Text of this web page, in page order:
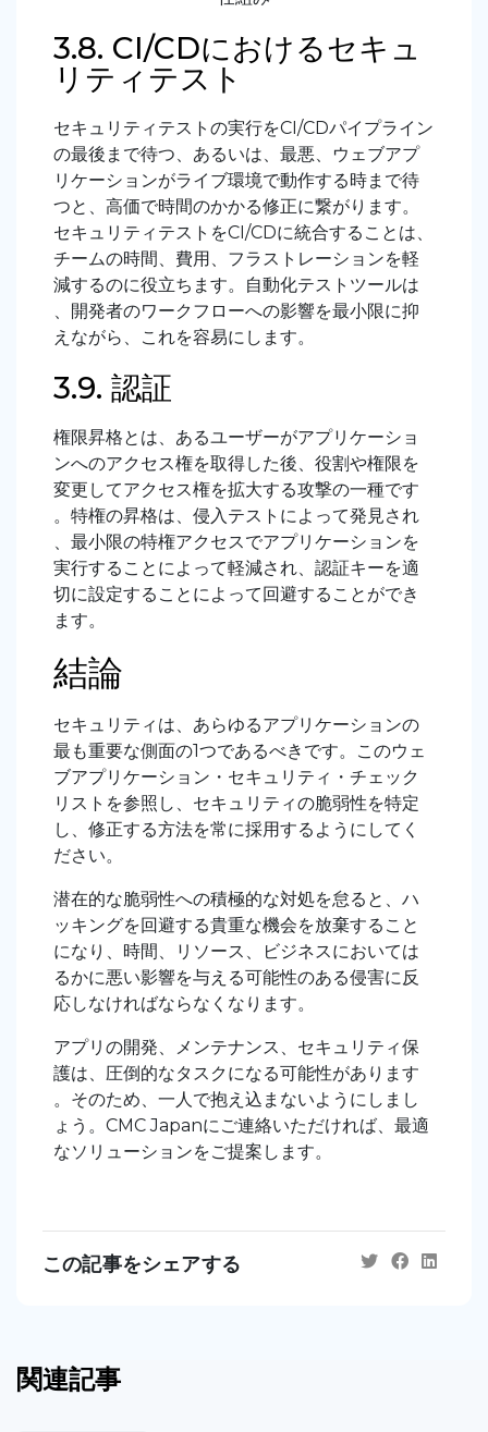
3.8. CI/CDにおけるセキュ
リティテスト
セキュリティテストの実行をCI/CDパイプライン
の最後まで待つ、あるいは、最悪、ウェブアプ
リケーションがライブ環境で動作する時まで待
つと、高価で時間のかかる修正に繋がります。
セキュリティテストをCI/CDに統合することは、
チームの時間、費用、フラストレーションを軽
減するのに役立ちます。自動化テストツールは
、開発者のワークフローへの影響を最小限に抑
えながら、これを容易にします。
3.9. 認証
権限昇格とは、あるユーザーがアプリケーショ
ンへのアクセス権を取得した後、役割や権限を
変更してアクセス権を拡大する攻撃の一種です
。特権の昇格は、侵入テストによって発見され
、最小限の特権アクセスでアプリケーションを
実行することによって軽減され、認証キーを適
切に設定することによって回避することができ
ます。
結論
セキュリティは、あらゆるアプリケーションの
最も重要な側面の1つであるべきです。このウェ
ブアプリケーション・セキュリティ・チェック
リストを参照し、セキュリティの脆弱性を特定
し、修正する方法を常に採用するようにしてく
ださい。
潜在的な脆弱性への積極的な対処を怠ると、ハ
ッキングを回避する貴重な機会を放棄すること
になり、時間、リソース、ビジネスにおいては
るかに悪い影響を与える可能性のある侵害に反
応しなければならなくなります。
アプリの開発、メンテナンス、セキュリティ保
護は、圧倒的なタスクになる可能性があります
。そのため、一人で抱え込まないようにしまし
ょう。CMC Japanにご連絡いただければ、最適
なソリューションをご提案します。
この記事をシェアする
関連記事